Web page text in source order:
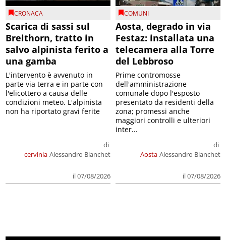
CRONACA
Scarica di sassi sul
Breithorn, tratto in
salvo alpinista ferito a
una gamba
cervinia
di
Alessandro Bianchet
il 07/08/2026
L'intervento è avvenuto in
parte via terra e in parte con
l'elicottero a causa delle
condizioni meteo. L'alpinista
non ha riportato gravi ferite
COMUNI
Aosta, degrado in via
Festaz: installata una
telecamera alla Torre
del Lebbroso
Aosta
di
Alessandro Bianchet
il 07/08/2026
Prime contromosse
dell'amministrazione
comunale dopo l'esposto
presentato da residenti della
zona; promessi anche
maggiori controlli e ulteriori
inter...